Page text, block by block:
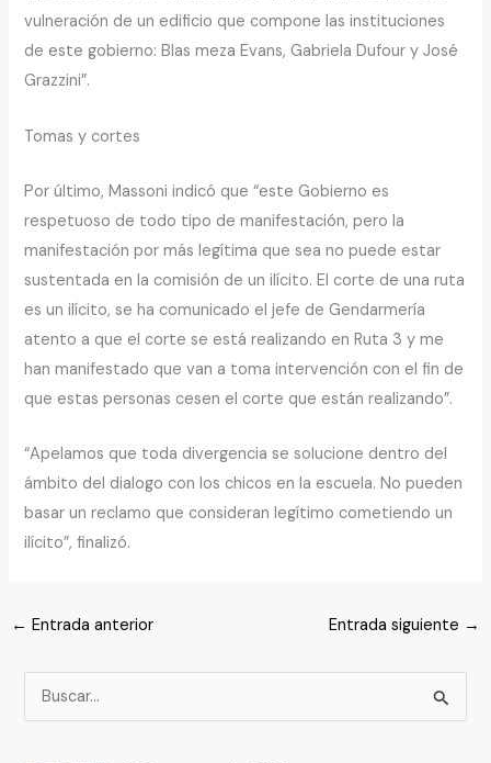
vulneración de un edificio que compone las instituciones
de este gobierno: Blas meza Evans, Gabriela Dufour y José
Grazzini”.
Tomas y cortes
Por último, Massoni indicó que “este Gobierno es
respetuoso de todo tipo de manifestación, pero la
manifestación por más legítima que sea no puede estar
sustentada en la comisión de un ilícito. El corte de una ruta
es un ilícito, se ha comunicado el jefe de Gendarmería
atento a que el corte se está realizando en Ruta 3 y me
han manifestado que van a toma intervención con el fin de
que estas personas cesen el corte que están realizando”.
“Apelamos que toda divergencia se solucione dentro del
ámbito del dialogo con los chicos en la escuela. No pueden
basar un reclamo que consideran legítimo cometiendo un
ilícito”, finalizó.
← Entrada anterior Entrada siguiente →
u